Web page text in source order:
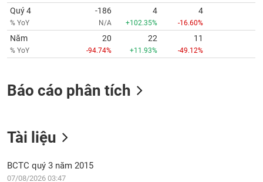
Quý 4
% YoY
-186
N/A
4
+102.35%
4
-16.60%
Năm
% YoY
20
-94.74%
22
+11.93%
11
-49.12%
Báo cáo phân tích
Tài liệu
BCTC quý 3 năm 2015
07/08/2026 03:47
Dữ
liệu
tài